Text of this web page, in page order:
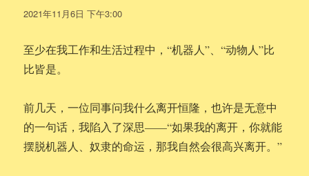
道：
2021年11月6日 下午3:00
至少在我工作和生活过程中，“机器人”、“动物人”比
比皆是。
前几天，一位同事问我什么离开恒隆，也许是无意中
的一句话，我陷入了深思——“如果我的离开，你就能
摆脱机器人、奴隶的命运，那我自然会很高兴离开。”